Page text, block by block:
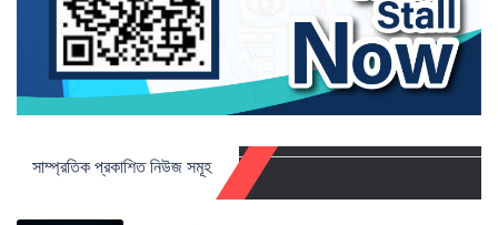
সাম্প্রতিক প্রকাশিত নিউজ সমূহ